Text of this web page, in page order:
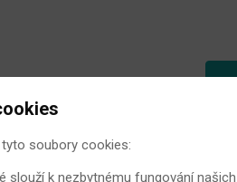
články
soubory cookies:
slouží k nezbytnému fungování